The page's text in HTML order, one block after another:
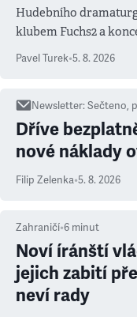
Hudebního
klubem Fuchs2 a
ale atmosféra
Pavel Turek•5. 8. 2026
Newsletter:Sečteno,
Dříve
nové náklady
Filip Zelenka•5. 8. 2026
Zahraničí•6 minut
Noví íránští
jejich zabití
neví rady